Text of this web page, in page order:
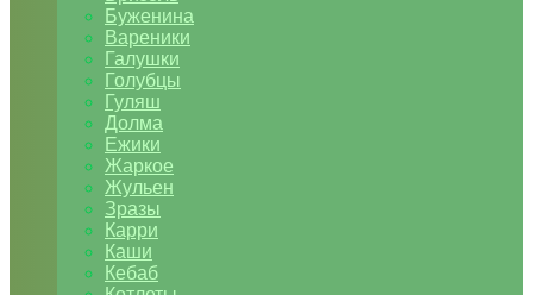
Буженина
Вареники
Галушки
Голубцы
Гуляш
Долма
Ежики
Жаркое
Жульен
Зразы
Карри
Каши
Кебаб